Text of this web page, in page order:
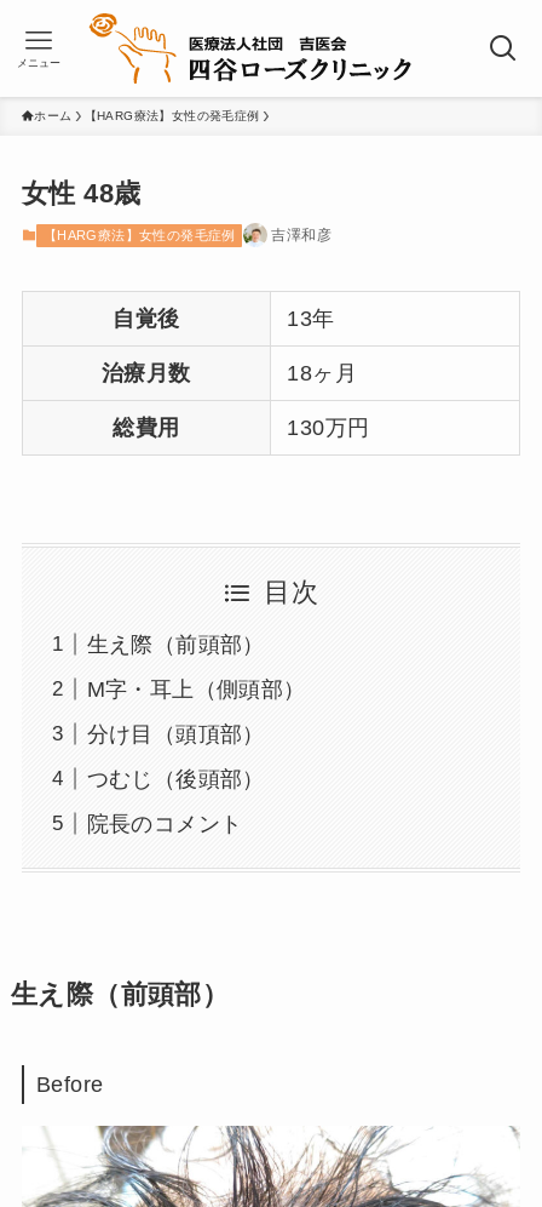
メニュー
ホーム 【HARG療法】女性の発毛症例
女性 48歳
【HARG療法】女性の発毛症例 吉澤和彦
自覚後 13年
治療月数 18ヶ月
総費用 130万円
目次
生え際（前頭部）
M字・耳上（側頭部）
分け目（頭頂部）
つむじ（後頭部）
院長のコメント
生え際（前頭部）
Before